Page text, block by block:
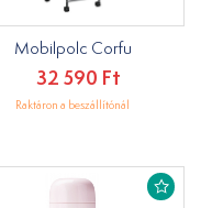
Mobilpolc Corfu
32 590 Ft
Raktáron a beszállítónál